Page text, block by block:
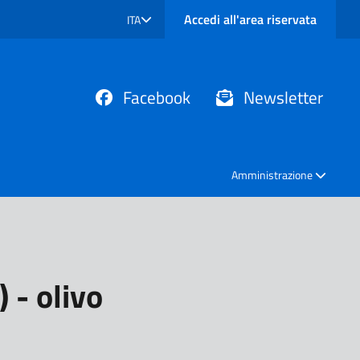
SELEZIONE LINGUA: LINGUA SELEZIONATA
ITA Accedi all'area riservata
Facebook Newsletter
Amministrazione
- olivo